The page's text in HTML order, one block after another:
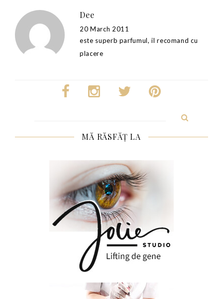
Dee
20 March 2011
este superb parfumul, il recomand cu
placere
MĂ RĂSFĂȚ LA